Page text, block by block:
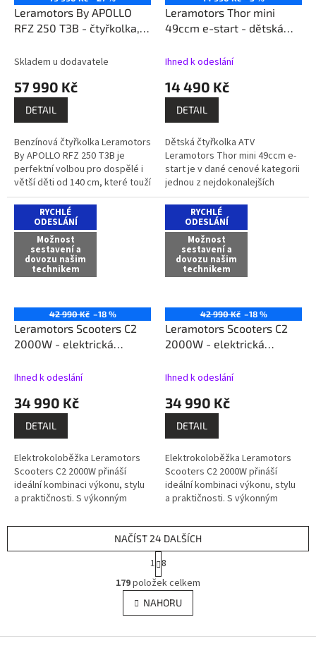
Leramotors By APOLLO
RFZ 250 T3B - čtyřkolka,
Skladem u dodavatele
57 990 Kč
DETAIL
Benzínová čtyřkolka Leramotors
By APOLLO RFZ 250 T3B je
perfektní volbou pro dospělé i
větší děti od 140 cm, které touží
po vzrušení v terénu. Tento
robustní stroj je vybaven...
Leramotors Thor mini
49ccm e-start - dětská
Ihned k odeslání
14 490 Kč
DETAIL
Dětská čtyřkolka ATV
Leramotors Thor mini 49ccm e-
start je v dané cenové kategorii
jednou z nejdokonalejších
čtyřkolek na trhu. Čtyřkolka je
osazena motorem o obsahu
49ccm....
RYCHLÉ
ODESLÁNÍ
Možnost
sestavení a
dovozu našim
technikem
42 990 Kč –18 %
Leramotors Scooters C2
2000W - elektrická
Ihned k odeslání
34 990 Kč
DETAIL
Elektrokoloběžka Leramotors
Scooters C2 2000W přináší
ideální kombinaci výkonu, stylu
a praktičnosti. S výkonným
rychlosti až 45 km/h (s možností
RYCHLÉ
ODESLÁNÍ
Možnost
sestavení a
dovozu našim
technikem
42 990 Kč –18 %
Leramotors Scooters C2
2000W - elektrická
Ihned k odeslání
34 990 Kč
DETAIL
Elektrokoloběžka Leramotors
Scooters C2 2000W přináší
ideální kombinaci výkonu, stylu
a praktičnosti. S výkonným
rychlosti až 45 km/h (s možností
omezení...
O
v
l
á
NAČÍST 24 DALŠÍCH
S
t
r
á
n
k
v
1 8
179položek celkem
NAHORU